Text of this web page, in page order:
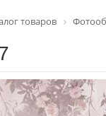
товаров